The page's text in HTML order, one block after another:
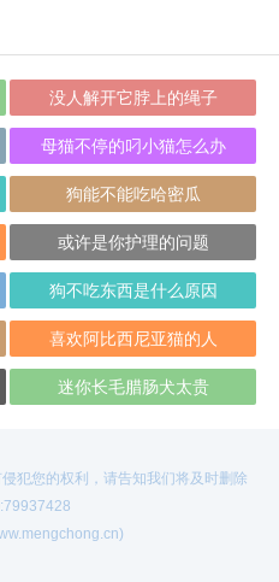
没人解开它脖上的绳子
母猫不停的叼小猫怎么办
狗能不能吃哈密瓜
或许是你护理的问题
狗不吃东西是什么原因
喜欢阿比西尼亚猫的人
迷你长毛腊肠犬太贵
犯您的权利，请告知我们将及时删除